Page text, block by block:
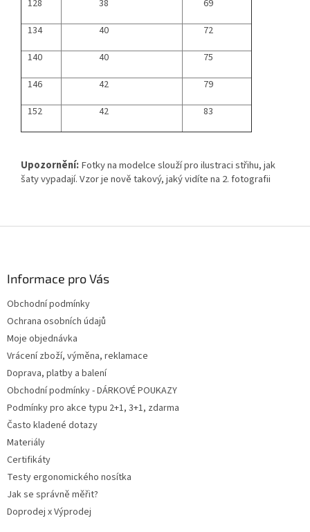
128 38
69
134
40
72
140
40
75
146
42
79
152
42 83
Upozornění:Fotky na modelce slouží pro ilustraci střihu, jak
šaty vypadají. Vzor je nově takový, jaký vidíte na 2. fotografii
Informace pro Vás
Obchodní podmínky
Ochrana osobních údajů
Moje objednávka
Vrácení zboží, výměna, reklamace
Doprava, platby a balení
Obchodní podmínky - DÁRKOVÉ POUKAZY
Podmínky pro akce typu 2+1, 3+1, zdarma
Často kladené dotazy
Materiály
Certifikáty
Testy ergonomického nosítka
Jak se správně měřit?
Doprodej x Výprodej